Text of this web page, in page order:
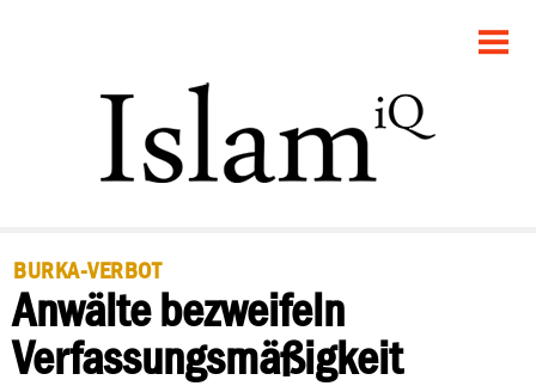
POLITIK
RECHT
PANORAMA
FEUILLETON
BURKA-VERBOT
Anwälte bezweifeln
Verfassungsmäßigkeit